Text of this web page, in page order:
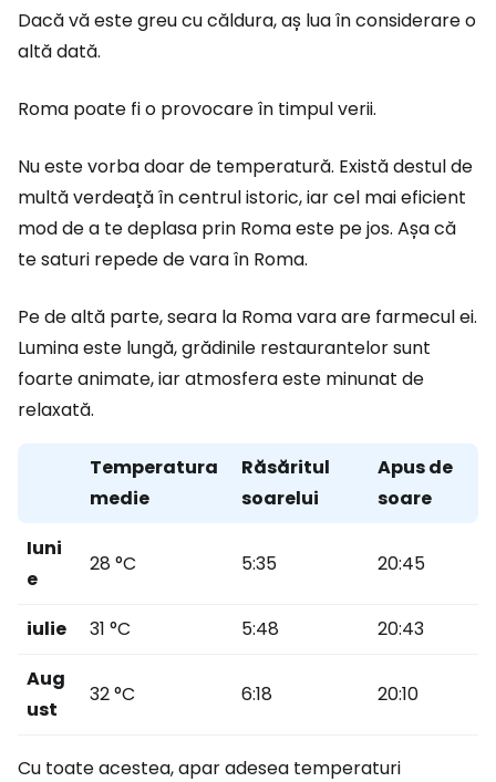
Dacă vă este greu cu căldura, aș lua în considerare o
altă dată.
Roma poate fi o provocare în timpul verii.
Nu este vorba doar de temperatură. Există destul de
multă verdeață în centrul istoric, iar cel mai eficient
mod de a te deplasa prin Roma este pe jos. Așa că
te saturi repede de vara în Roma.
Pe de altă parte, seara la Roma vara are farmecul ei.
Lumina este lungă, grădinile restaurantelor sunt
foarte animate, iar atmosfera este minunat de
relaxată.
Temperatura
medie
Răsăritul
soarelui
Apus de
soare
Iuni
e
28 °C 5:35 20:45
iulie 31 °C 5:48
20:43
Aug
ust
32 °C 6:18 20:10
Cu toate acestea, apar adesea temperaturi